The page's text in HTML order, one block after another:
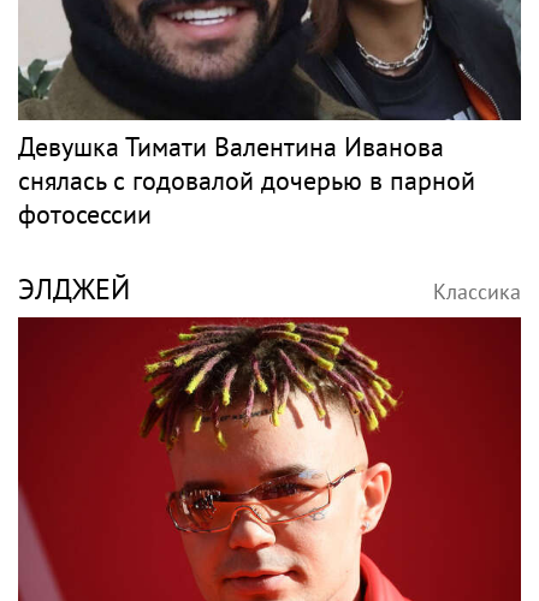
Девушка Тимати Валентина Иванова
снялась с годовалой дочерью в парной
фотосессии
ЭЛДЖЕЙ Классика